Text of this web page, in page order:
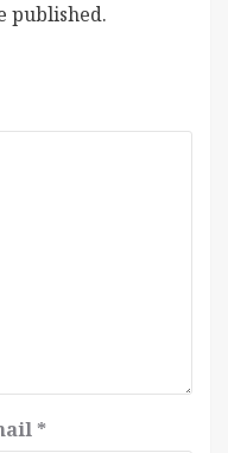
published.
*